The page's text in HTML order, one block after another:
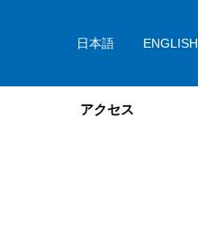
日本語 ENGLISH
アクセス